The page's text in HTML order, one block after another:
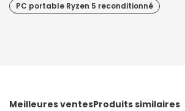
PC portable Ryzen 5 reconditionné
Meilleures ventesProduits similaires